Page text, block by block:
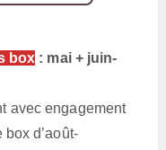
box : mai + juin-
avec engagement
d’août-